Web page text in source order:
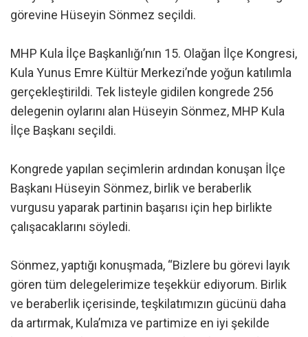
görevine Hüseyin Sönmez seçildi.
MHP Kula İlçe Başkanlığı’nın 15. Olağan İlçe Kongresi,
Kula Yunus Emre Kültür Merkezi’nde yoğun katılımla
gerçekleştirildi. Tek listeyle gidilen kongrede 256
delegenin oylarını alan Hüseyin Sönmez, MHP Kula
İlçe Başkanı seçildi.
Kongrede yapılan seçimlerin ardından konuşan İlçe
Başkanı Hüseyin Sönmez, birlik ve beraberlik
vurgusu yaparak partinin başarısı için hep birlikte
çalışacaklarını söyledi.
Sönmez, yaptığı konuşmada, “Bizlere bu görevi layık
gören tüm delegelerimize teşekkür ediyorum. Birlik
ve beraberlik içerisinde, teşkilatımızın gücünü daha
da artırmak, Kula’mıza ve partimize en iyi şekilde